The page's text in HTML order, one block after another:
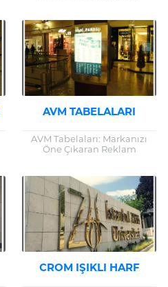
bir etki yaratmanın
yollarından biri olan billboard
panolar, geniş...
AVM TABELALARI
AVM Tabelaları: Markanızı
Öne Çıkaran Reklam
markalarla etkileşime geçtiği
en önemli alanlardan biridir.
Bu nedenle, AVM...
CROM IŞIKLI HARF